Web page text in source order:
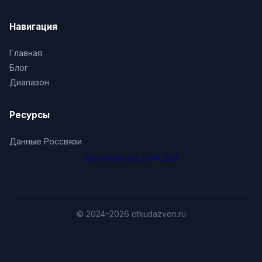
8 (345) 291 0011, +7 (345) 291 0011, 7 (345) 291
8 (345) 291 0013, +7 (345) 291 0013, 7 (345) 291
0013, 73452910013, 83452910013, 3452910013
8 (345) 291 0015, +7 (345) 291 0015, 7 (345) 291
Навигация
Главная
Блог
Диапазон
Ресурсы
Данные Россвязи
База обновлена 26.04.2024
© 2024–2026 otkudazvon.ru